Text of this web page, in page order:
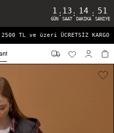
1
GÜN
: 13
SAAT
: 14
DAKIKA
: 51
SANIYE
2500 TL ve üzeri ÜCRETSİZ KARGO